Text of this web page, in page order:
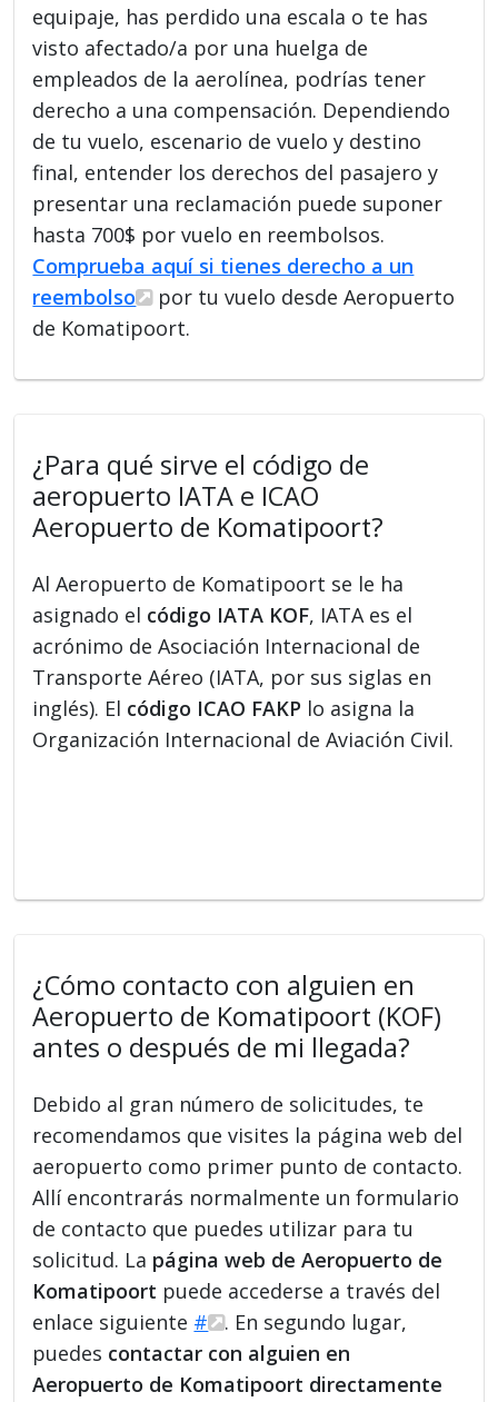
equipaje, has perdido una escala o te has
visto afectado/a por una huelga de
empleados de la aerolínea, podrías tener
derecho a una compensación. Dependiendo
de tu vuelo, escenario de vuelo y destino
final, entender los derechos del pasajero y
presentar una reclamación puede suponer
hasta 700$ por vuelo en reembolsos.
Comprueba aquí si tienes derecho a un
reembolso
por tu vuelo desde Aeropuerto
de Komatipoort.
¿Para qué sirve el código de
aeropuerto IATA e ICAO
Aeropuerto de Komatipoort?
Al Aeropuerto de Komatipoort se le ha
asignado el código IATA KOF, IATA es el
acrónimo de Asociación Internacional de
Transporte Aéreo (IATA, por sus siglas en
inglés). El código ICAO FAKP lo asigna la
Organización Internacional de Aviación Civil.
¿Cómo contacto con alguien en
Aeropuerto de Komatipoort (KOF)
antes o después de mi llegada?
Debido al gran número de solicitudes, te
recomendamos que visites la página web del
aeropuerto como primer punto de contacto.
Allí encontrarás normalmente un formulario
de contacto que puedes utilizar para tu
solicitud. La página web de Aeropuerto de
Komatipoort puede accederse a través del
enlace siguiente #
. En segundo lugar,
puedes contactar con alguien en
Aeropuerto de Komatipoort directamente